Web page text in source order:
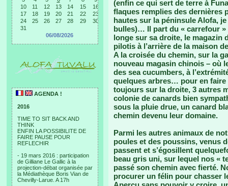
10
11 12 13 14 15
16
17
18 19 20 21 22
23
24
25 26 27 28 29
30
31
06/08/2026
AGENDA !
2016
TIME TO SIT BACK AND
THINK
ENFIN LA POSSIBILITE DE
FAIRE PAUSE POUR
REFLECHIR
- 19 mars 2016 : participation
de Gilliane Le Gallic à la
projection-débat organisée par
la Médiathèque Boris Vian de
Chevilly-Larue. A 17h
(enfin ce qui sert de terre à
flaques remplies des dernières
hautes sur la péninsule Alofa,
bulles)… Il part du « carrefour
longe sur sa droite, le magazin
pilotis à l’arrière de la maison
A la croisée du chemin, sur la
nouveau magasin chinois – où
des sea cucumbers, à
quelques arbres… pour en
toujours sur la droite, 3 autres
colonie de canards bien
sous la pluie drue, un canard
chemin devenu leur domaine.
Parmi les autres animaux de
poules et des poussins, venus
passent et s’égosillent
beau gris uni, sur lequel nos «
passé son chemin avec fierté.
procurer un félin pour chasser